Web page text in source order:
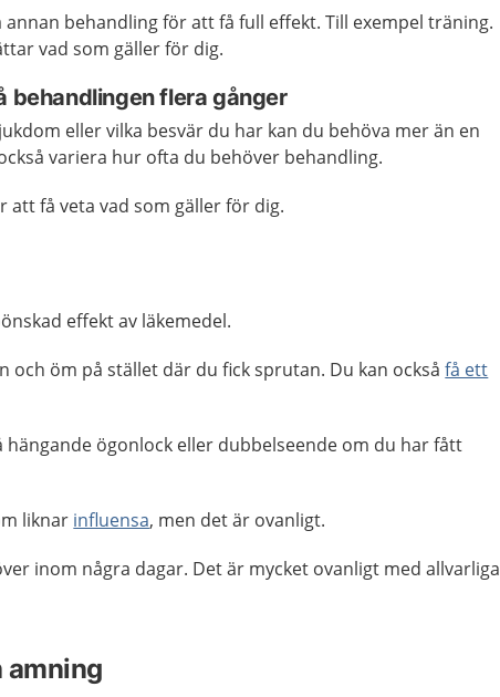
annan behandling för att få full effekt. Till exempel träning.
vad som gäller för dig.
behandlingen flera gånger
eller vilka besvär du har kan du behöva mer än en
variera hur ofta du behöver behandling.
att få veta vad som gäller för dig.
effekt av läkemedel.
och öm på stället där du fick sprutan. Du kan ocksåfå ett
hängande ögonlock eller dubbelseende om du har fått
liknar influensa, men det är ovanligt.
inom några dagar. Det är mycket ovanligt med allvarliga
amning